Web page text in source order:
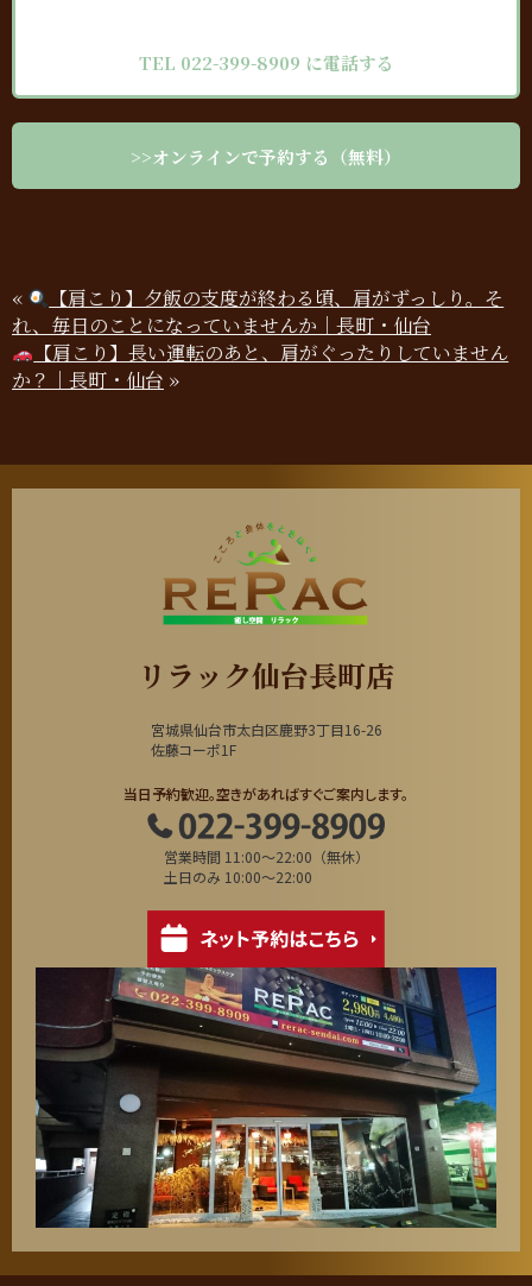
TEL 022-399-8909 に電話する
>>オンラインで予約する（無料）
«
【肩こり】夕飯の支度が終わる頃、肩がずっしり。そ
れ、毎日のことになっていませんか｜長町・仙台
【肩こり】長い運転のあと、肩がぐったりしていません
か？｜長町・仙台 »
リラック仙台長町店
宮城県仙台市太白区鹿野3丁目16-26
佐藤コーポ1F
当日予約歓迎。空きがあればすぐご案内します。
営業時間 11:00～22:00（無休）
土日のみ 10:00～22:00